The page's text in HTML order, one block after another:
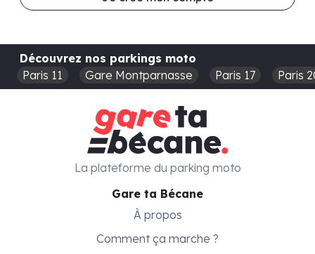
Découvrez nos parkings moto
Paris 11
Gare Montparnasse Paris 17 Paris
Gare ta Bécane
À propos
Comment ça marche ?
La plateforme du parking moto